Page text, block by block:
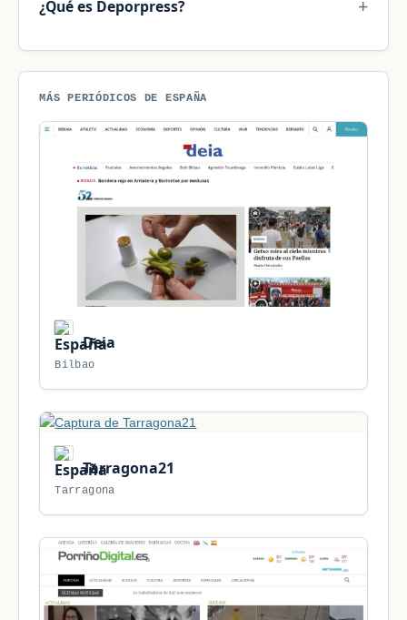
¿Qué es Deporpress?
MÁS PERIÓDICOS DE ESPAÑA
Deia
Bilbao
Tarragona21
Tarragona